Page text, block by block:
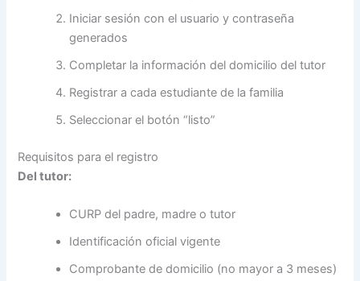
Iniciar sesión con el usuario y contraseña
generados
Completar la información del domicilio del tutor
Registrar a cada estudiante de la familia
Seleccionar el botón “listo”
Requisitos para el registro
Del tutor:
CURP del padre, madre o tutor
Identificación oficial vigente
Comprobante de domicilio (no mayor a 3 meses)